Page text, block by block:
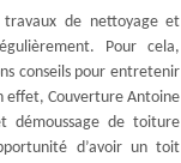
de nettoyage et
Pour cela,
conseils pour entretenir
effet, Couverture Antoine
démoussage de toiture
d’avoir un toit